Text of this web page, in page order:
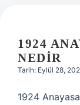
1924
NEDIR
Tarih: Eylül 28,
1924